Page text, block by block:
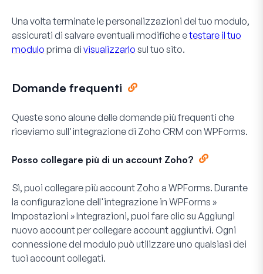
Una volta terminate le personalizzazioni del tuo modulo,
assicurati di salvare eventuali modifiche etestare il tuo
modulo prima di visualizzarlo sul tuo sito.
Domande frequenti
Queste sono alcune delle domande più frequenti che
riceviamo sull'integrazione di Zoho CRM con WPForms.
Posso collegare più di un account Zoho?
Sì, puoi collegare più account Zoho a WPForms. Durante
la configurazione dell'integrazione in WPForms »
Impostazioni » Integrazioni, puoi fare clic su Aggiungi
nuovo accountper collegare account aggiuntivi. Ogni
connessione del modulo può utilizzare uno qualsiasi dei
tuoi account collegati.